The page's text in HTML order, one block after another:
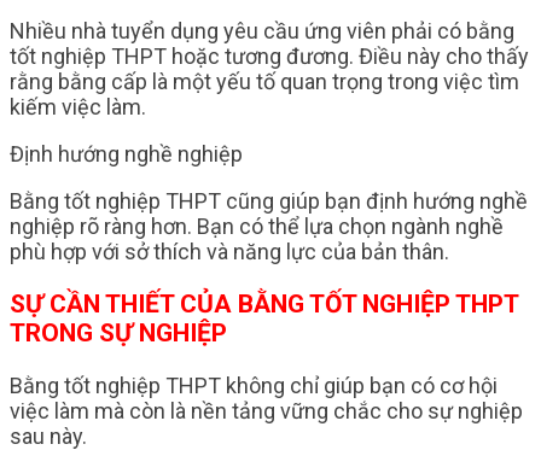
Nhiều nhà tuyển dụng yêu cầu ứng viên phải có bằng
tốt nghiệp THPT hoặc tương đương. Điều này cho thấy
rằng bằng cấp là một yếu tố quan trọng trong việc tìm
kiếm việc làm.
Định hướng nghề nghiệp
Bằng tốt nghiệp THPT cũng giúp bạn định hướng nghề
nghiệp rõ ràng hơn. Bạn có thể lựa chọn ngành nghề
phù hợp với sở thích và năng lực của bản thân.
SỰ CẦN THIẾT CỦA BẰNG TỐT NGHIỆP THPT
TRONG SỰ NGHIỆP
Bằng tốt nghiệp THPT không chỉ giúp bạn có cơ hội
việc làm mà còn là nền tảng vững chắc cho sự nghiệp
sau này.